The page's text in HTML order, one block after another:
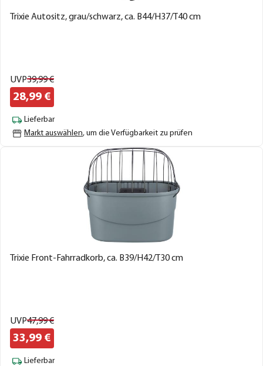
Trixie Autositz, grau/schwarz, ca. B44/H37/T40 cm
UVP39,99€
28,99 €
Lieferbar
Markt auswählen, um die Verfügbarkeit zu prüfen
Trixie Front-Fahrradkorb, ca. B39/H42/T30 cm
UVP47,99€
33,99 €
Lieferbar